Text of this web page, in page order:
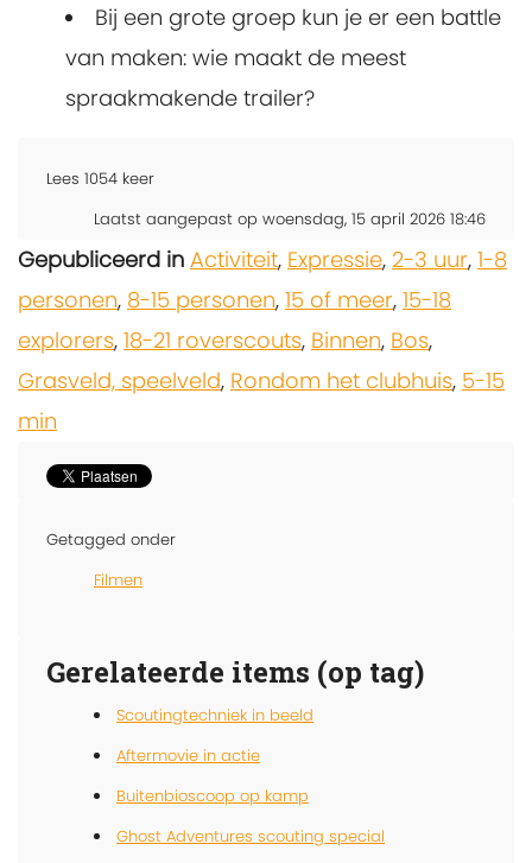
Bij een grote groep kun je er een battle
van maken: wie maakt de meest
spraakmakende trailer?
Lees 1054 keer
Laatst aangepast op woensdag, 15 april 2026 18:46
Gepubliceerd in Activiteit, Expressie, 2-3 uur, 1-8
personen, 8-15 personen, 15 of meer, 15-18
explorers, 18-21 roverscouts, Binnen, Bos,
Grasveld, speelveld, Rondom het clubhuis, 5-15
min
Getagged onder
Filmen
Gerelateerde items (op tag)
Scoutingtechniek in beeld
Aftermovie in actie
Buitenbioscoop op kamp
Ghost Adventures scouting special